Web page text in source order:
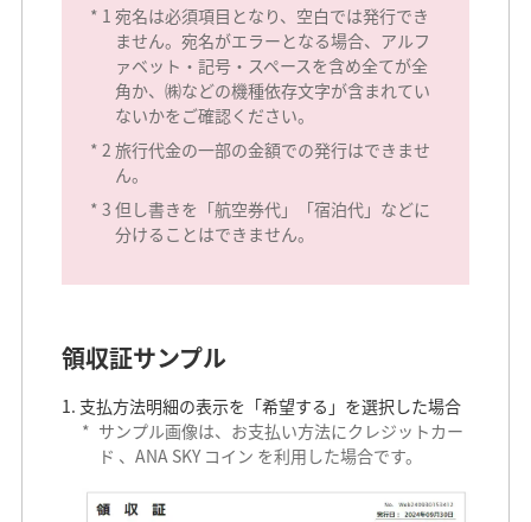
* 1 宛名は必須項目となり、空白では発行でき
ません。宛名がエラーとなる場合、アルフ
ァベット・記号・スペースを含め全てが全
角か、㈱などの機種依存文字が含まれてい
ないかをご確認ください。
* 2 旅行代金の一部の金額での発行はできませ
ん。
* 3 但し書きを「航空券代」「宿泊代」などに
分けることはできません。
領収証サンプル
支払方法明細の表示を「希望する」を選択した場合
* サンプル画像は、お支払い方法にクレジットカー
ド 、ANA SKY コイン を利用した場合です。